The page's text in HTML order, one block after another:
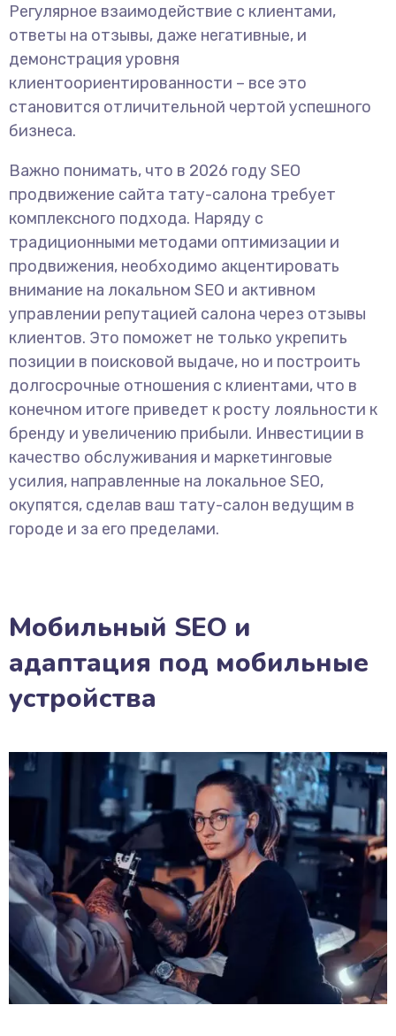
Регулярное взаимодействие с клиентами,
ответы на отзывы, даже негативные, и
демонстрация уровня
клиентоориентированности – все это
становится отличительной чертой успешного
бизнеса.
Важно понимать, что в 2026 году SEO
продвижение сайта тату-салона требует
комплексного подхода. Наряду с
традиционными методами оптимизации и
продвижения, необходимо акцентировать
внимание на локальном SEO и активном
управлении репутацией салона через отзывы
клиентов. Это поможет не только укрепить
позиции в поисковой выдаче, но и построить
долгосрочные отношения с клиентами, что в
конечном итоге приведет к росту лояльности к
бренду и увеличению прибыли. Инвестиции в
качество обслуживания и маркетинговые
усилия, направленные на локальное SEO,
окупятся, сделав ваш тату-салон ведущим в
городе и за его пределами.
Мобильный SEO и
адаптация под мобильные
устройства